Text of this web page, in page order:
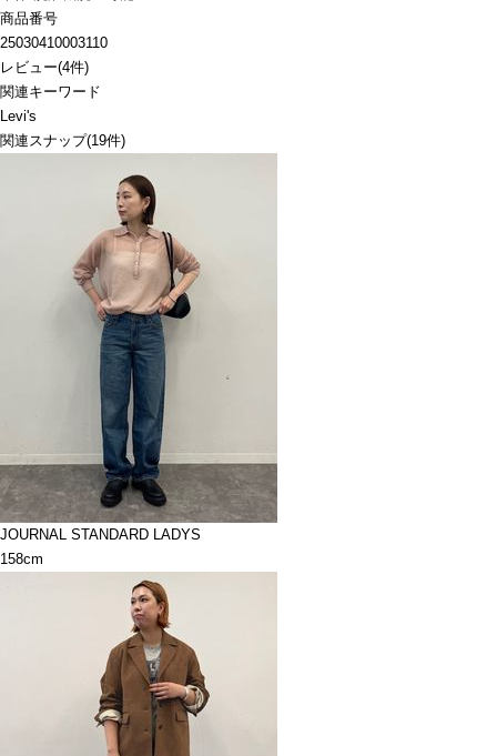
商品番号
25030410003110
レビュー(4件)
関連キーワード
Levi's
関連スナップ(19件)
JOURNAL STANDARD LADYS
158cm